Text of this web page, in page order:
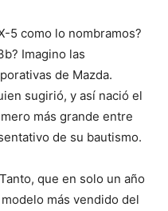
5 como lo nombramos?
Imagino las
de Mazda.
sugirió, y así nació el
más grande entre
de su bautismo.
que en solo un año
más vendido del